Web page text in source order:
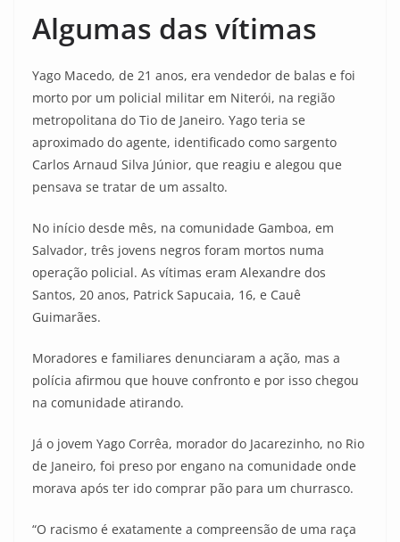
Algumas das vítimas
Yago Macedo, de 21 anos, era vendedor de balas e foi
morto por um policial militar em Niterói, na região
metropolitana do Tio de Janeiro. Yago teria se
aproximado do agente, identificado como sargento
Carlos Arnaud Silva Júnior, que reagiu e alegou que
pensava se tratar de um assalto.
No início desde mês, na comunidade Gamboa, em
Salvador, três jovens negros foram mortos numa
operação policial. As vítimas eram Alexandre dos
Santos, 20 anos, Patrick Sapucaia, 16, e Cauê
Guimarães.
Moradores e familiares denunciaram a ação, mas a
polícia afirmou que houve confronto e por isso chegou
na comunidade atirando.
Já o jovem Yago Corrêa, morador do Jacarezinho, no Rio
de Janeiro, foi preso por engano na comunidade onde
morava após ter ido comprar pão para um churrasco.
“O racismo é exatamente a compreensão de uma raça